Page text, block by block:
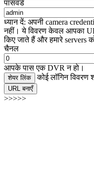
पासवर्ड
ध्यान दें: अपनी camera
नहीं। ये विवरण केवल आपका
किए जाते हैं और हमारे servers
चैनल
आपके पास एक DVR न हो।
शेयर लिंक कोई लॉगिन विवरण
URL बनाएँ
>>>>>